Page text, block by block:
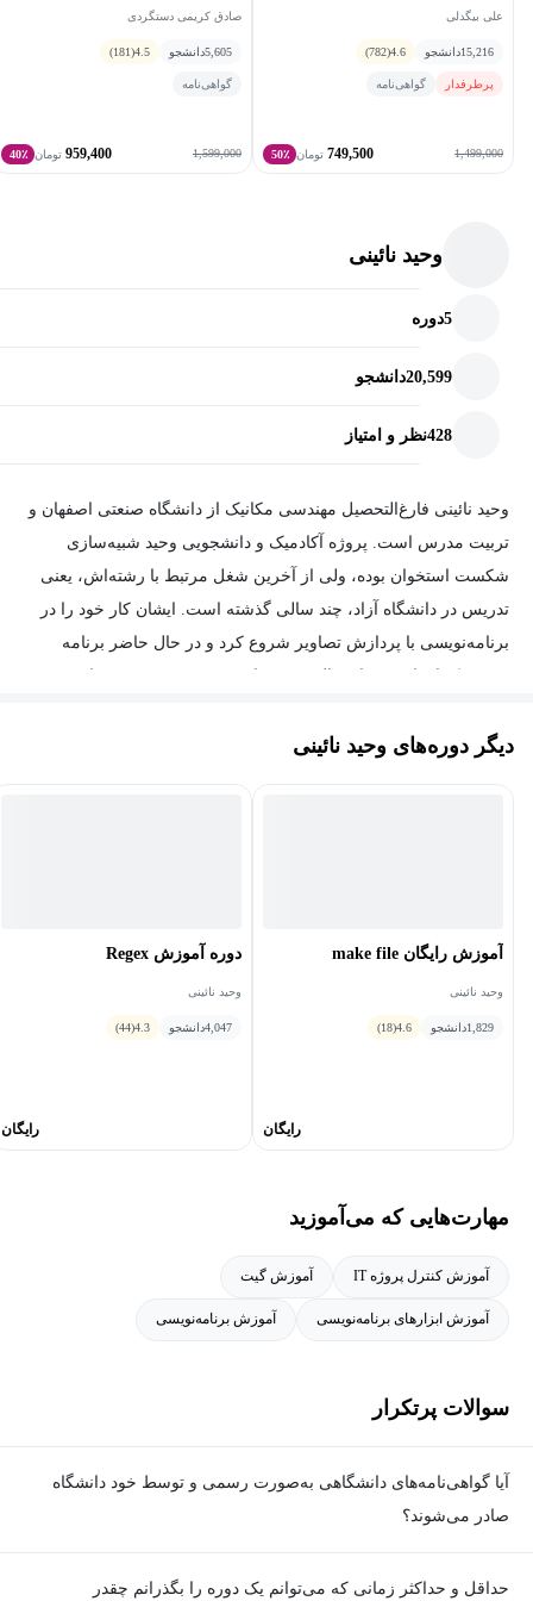
قدم‌به‌قدم پیکربندی git را یاد خواهید گرفت.
علی بیگدلی
15,216دانشجو 4.6
(782)
پرطرفدار گواهی‌نامه
1,499,000
749,500 تومان 50٪
صادق کریمی دستگردی
5,605دانشجو 4.5
(181)
گواهی‌نامه
1,599,000
959,400 تومان 40٪
وحید نائینی
5دوره
20,599دانشجو
428نظر و امتیاز
وحید نائینی فارغ‌التحصیل مهندسی مکانیک از دانشگاه صنعتی اصفهان و
تربیت مدرس است. پروژه آکادمیک و دانشجویی وحید شبیه‌سازی
شکست استخوان بوده، ولی از آخرین شغل مرتبط با رشته‌اش، یعنی
تدریس در دانشگاه آزاد، ‌چند سالی گذشته است. ایشان کار خود را در
برنامه‌نویسی با پردازش تصاویر شروع کرد و در حال حاضر برنامه
دیگر دوره‌های وحید نائینی
آموزش رایگان make file
وحید نائینی
1,829دانشجو 4.6
(18)
رایگان
دوره آموزش Regex
وحید نائینی
4,047دانشجو 4.3
(44)
رایگان
مهارت‌هایی که می‌آموزید
آموزش کنترل پروژه IT آموزش گیت
آموزش ابزارهای برنامه‌نویسی آموزش برنامه‌نویسی
سوالات پرتکرار
آیا گواهی‌نامه‌های دانشگاهی به‌صورت رسمی و توسط خود دانشگاه
صادر می‌شوند؟
حداقل و حداکثر زمانی که می‌توانم یک دوره را بگذرانم چقدر